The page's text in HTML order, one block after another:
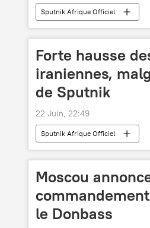
Sputnik Afrique Officiel
Forte hausse
iraniennes,
de Sputnik
22 Juin, 22:49
Sputnik Afrique Officiel
Moscou
le Donbass